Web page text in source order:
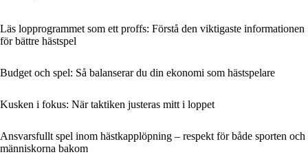
Läs lopprogrammet som ett proffs: Förstå den viktigaste informationen
för bättre hästspel
Budget och spel: Så balanserar du din ekonomi som hästspelare
Kusken i fokus: När taktiken justeras mitt i loppet
Ansvarsfullt spel inom hästkapplöpning – respekt för både sporten och
människorna bakom